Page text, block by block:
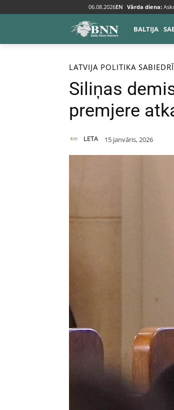
06.08.2026EN Vārda diena:
BALTIJA
Sākums Baltija Latvija
LATVIJA POLITIKA
Siliņas
premjere
LETA 15 janvāris, 2026